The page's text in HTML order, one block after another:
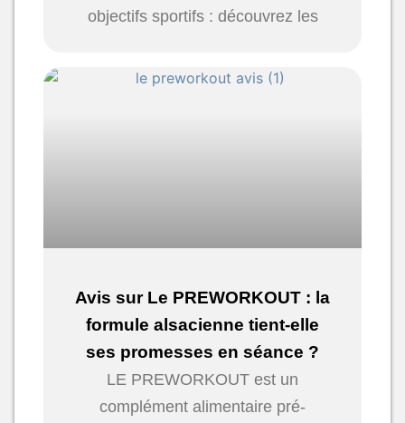
objectifs sportifs : découvrez les
Avis sur Le PREWORKOUT : la
formule alsacienne tient-elle
ses promesses en séance ?
LE PREWORKOUT est un
complément alimentaire pré-